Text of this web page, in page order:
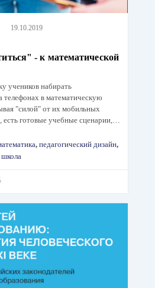
19.10.2019
- к математической
учеников набирать
телефонах в математическую
"силой" от их мобильных
есть готовые учебные сценарии,…
, педагогический дизайн,